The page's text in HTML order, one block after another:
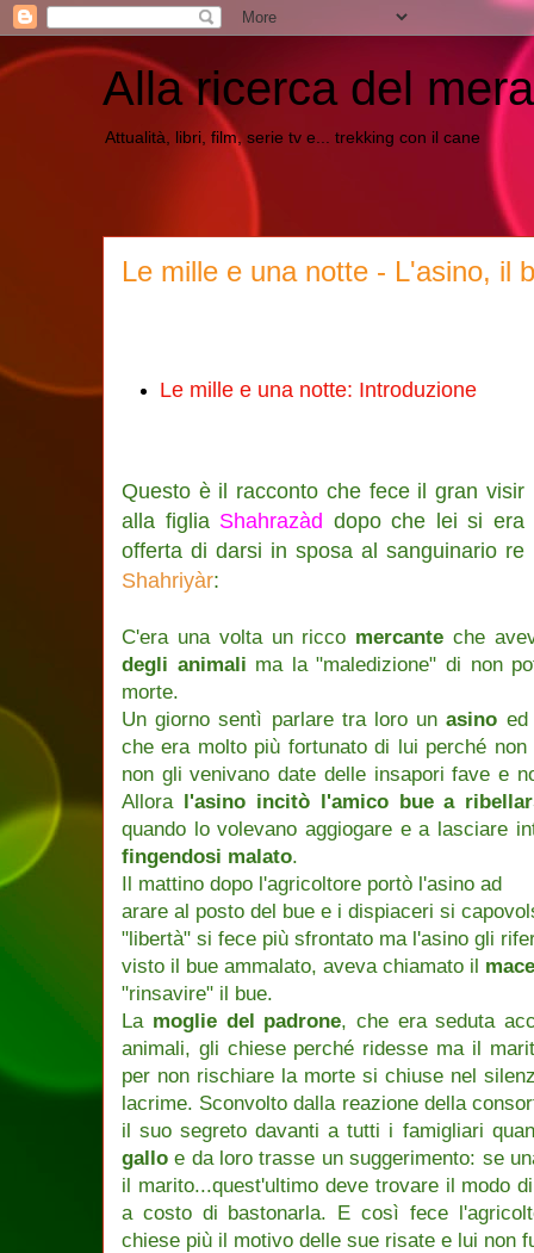
Alla ricerca del
Attualità, libri, film, serie tv e... trekking con il cane
Le mille e una notte - L'asino, il
Le mille e una notte: Introduzione
Questo è il racconto che fece il gran visir
alla figlia Shahrazàd dopo che lei si era
offerta di darsi in sposa al sanguinario re
Shahriyàr:
C'era una volta un ricco mercanteche
degli animali ma la "maledizione" di non
morte.
Un giorno sentì parlare tra loro unasino
che era molto più fortunato di lui perché
non gli venivano date delle insapori fave e
Allora l'asino incitò l'amico bue a
quando lo volevano aggiogare e a lasciare
fingendosi malato.
Il mattino dopo l'agricoltore portò l'asino ad
arare al posto del bue e i dispiaceri si
"libertà" si fece più sfrontato ma l'asino gli
visto il bue ammalato, aveva chiamato il
"rinsavire" il bue.
La moglie del padrone, che era seduta
animali, gli chiese perché ridesse ma il
per non rischiare la morte si chiuse nel
lacrime. Sconvolto dalla reazione della
il suo segreto davanti a tutti i famigliari
galloe da loro trasse un suggerimento: se
il marito...quest'ultimo deve trovare il modo
a costo di bastonarla. E così fece
chiese più il motivo delle sue risate e lui non